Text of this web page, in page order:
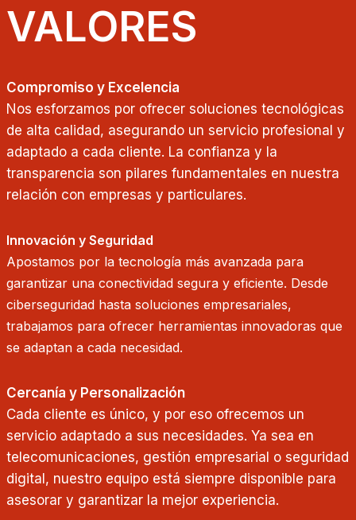
VALORES
Compromiso y Excelencia
Nos esforzamos por ofrecer soluciones tecnológicas
de alta calidad, asegurando un servicio profesional y
adaptado a cada cliente. La confianza y la
transparencia son pilares fundamentales en nuestra
relación con empresas y particulares.
Innovación y Seguridad
Apostamos por la tecnología más avanzada para
garantizar una conectividad segura y eficiente. Desde
ciberseguridad hasta soluciones empresariales,
trabajamos para ofrecer herramientas innovadoras que
se adaptan a cada necesidad.
Cercanía y Personalización
Cada cliente es único, y por eso ofrecemos un
servicio adaptado a sus necesidades. Ya sea en
telecomunicaciones, gestión empresarial o seguridad
digital, nuestro equipo está siempre disponible para
asesorar y garantizar la mejor experiencia.